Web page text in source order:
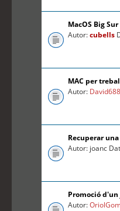
MacOS Big
Autor:cubells
MAC per
Autor: David688
Recuperar
Autor: joanc
Promoció d'un
Autor: